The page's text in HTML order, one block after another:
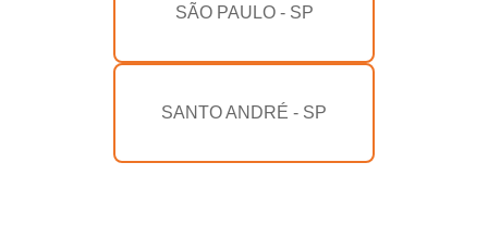
SÃO PAULO - SP
SANTO ANDRÉ - SP